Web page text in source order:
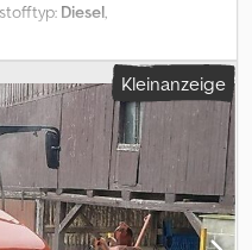
Diesel,
Kette, Ausstattung:
Kabine,
Bereifung (v):Kette, Bereifung
Dreipunkt /
Hubwerksregelung
Leistungsmonitor,
Zugpendel,
(Power Beyond, Load
Kleinanzeige